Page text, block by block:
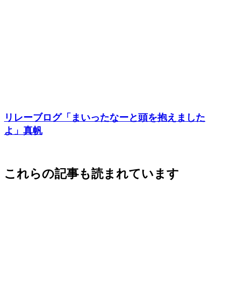
リレーブログ「まいったなーと頭を抱えました
よ」真帆
これらの記事も読まれています